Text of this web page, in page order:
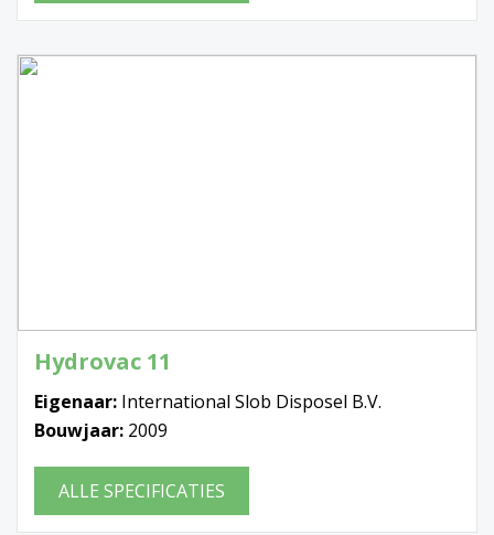
Hydrovac 11
Eigenaar: International Slob Disposel B.V.
Bouwjaar: 2009
ALLE SPECIFICATIES